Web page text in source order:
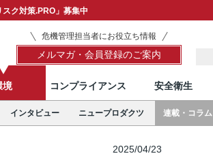
ク対策.PRO」募集中
危機管理担当者にお役立ち情報
メルマガ・会員登録のご案内
境 コンプライアンス 安全衛生
インタビュー ニュープロダクツ 連載・コラム
2025/04/23